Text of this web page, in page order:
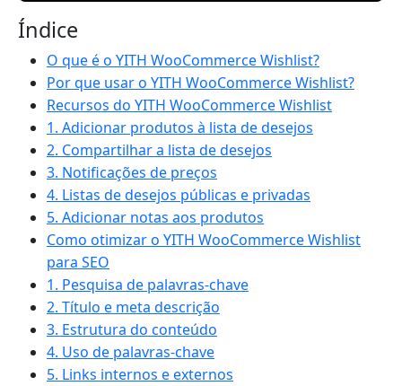
Índice
O que é o YITH WooCommerce Wishlist?
Por que usar o YITH WooCommerce Wishlist?
Recursos do YITH WooCommerce Wishlist
1. Adicionar produtos à lista de desejos
2. Compartilhar a lista de desejos
3. Notificações de preços
4. Listas de desejos públicas e privadas
5. Adicionar notas aos produtos
Como otimizar o YITH WooCommerce Wishlist
para SEO
1. Pesquisa de palavras-chave
2. Título e meta descrição
3. Estrutura do conteúdo
4. Uso de palavras-chave
5. Links internos e externos